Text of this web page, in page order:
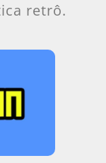
retrô.